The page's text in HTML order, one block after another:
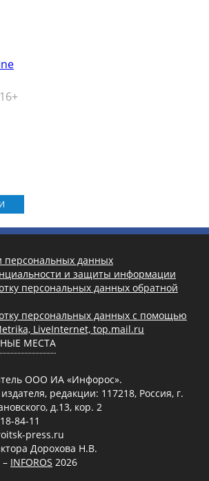
персональных данных
и защиты информации
персональных данных обратной
персональных данных с помощью
LiveInternet, top.mail.ru
МЕСТА
ООО ИА «Инфорос».
редакции: 117218, Россия, г.
д.13, кор. 2
84-11
press.ru
Дорохова Н.В.
– INFOROS 2026